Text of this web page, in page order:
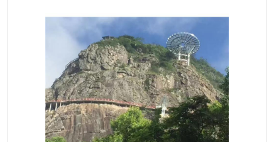
悬崖秋千 儿童乐园设备
水上乐园设备
攀岩器材
空中自行车
玻璃滑道